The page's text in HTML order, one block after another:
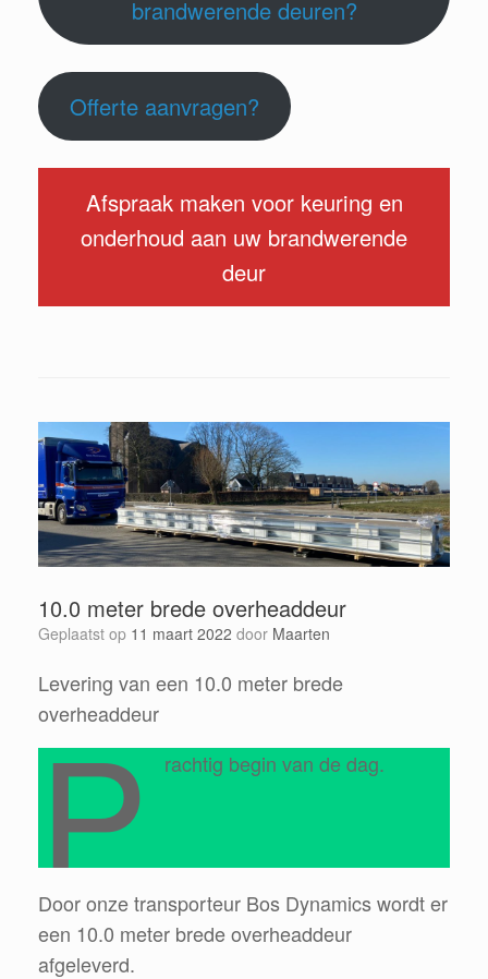
brandwerende deuren?
Offerte aanvragen?
Afspraak maken voor keuring en
onderhoud aan uw brandwerende
deur
10.0 meter brede overheaddeur
Geplaatst op 11 maart 2022 door Maarten
Levering van een 10.0 meter brede
overheaddeur
P rachtig begin van de dag.
Door onze transporteur Bos Dynamics wordt er
een 10.0 meter brede overheaddeur
afgeleverd.